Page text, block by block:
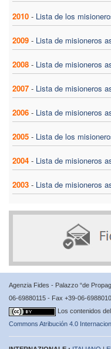
2010 - Lista de los
2009 - Lista de misioneros
2008 - Lista de misioneros
2007 - Lista de misioneros
2006 - Lista de misioneros
2005 - Lista de los
2004 - Lista de misioneros
2003 - Lista de misioneros
Agenzia Fides - Palazzo “de
06-69880115 - Fax +39-06-
Los contenidos
Commons Atribución 4.0